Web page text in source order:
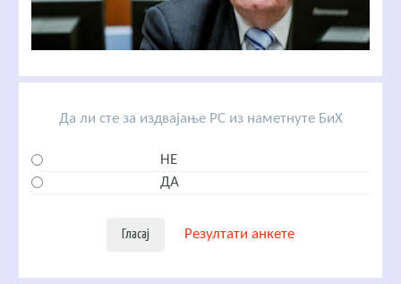
Да ли сте за издвајање РС из наметнуте БиХ
НЕ
ДА
Резултати анкете